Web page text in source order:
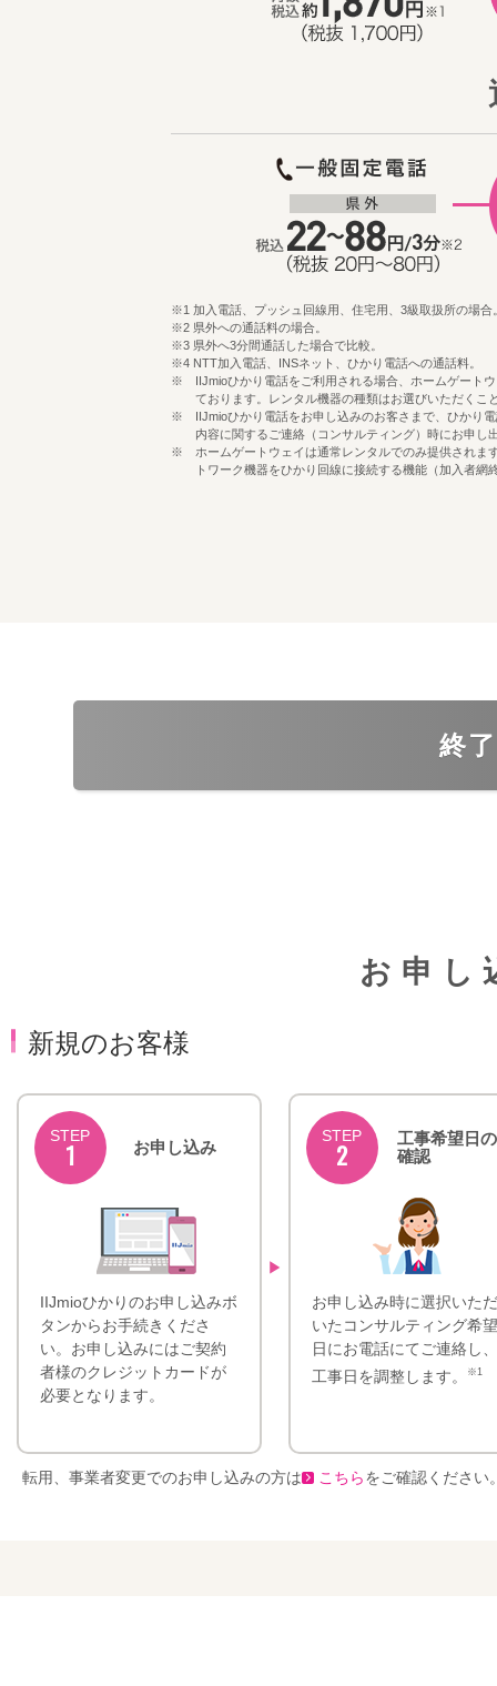
※1 加入電話、プッシュ回線用、住宅用、3級取扱所の場合
※2 県外への通話料の場合。
※3 県外へ3分間通話した場合で比較。
※4 NTT加入電話、INSネット、ひかり電話への通話料。
※ IIJmioひかり電話をご利用される場合、ホームゲート
ております。レンタル機器の種類はお選びいただくこ
※ IIJmioひかり電話をお申し込みのお客さまで、ひかり
内容に関するご連絡（コンサルティング）時にお申
※ ホームゲートウェイは通常レンタルでのみ提供されま
トワーク機器をひかり回線に接続する機能（加入者
終
お申し
新規のお客様
STEP
1 お申し込み
IIJmioひかりのお申し込みボ
タンからお手続きくださ
い。お申し込みにはご契約
者様のクレジットカードが
必要となります。
▶
STEP
2
工事希望日の
確認
お申し込み時に選択いただ
いたコンサルティング希望
日にお電話にてご連絡し、
工事日を調整します。
※1
転用、事業者変更でのお申し込みの方は こちらをご確認ください